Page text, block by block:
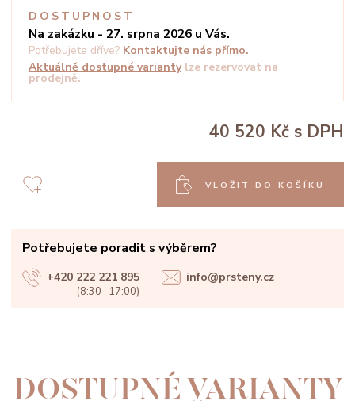
DOSTUPNOST
Na zakázku - 27. srpna 2026 u Vás.
Potřebujete dříve? Kontaktujte nás přímo.
Aktuálně dostupné varianty lze rezervovat na
prodejně.
40 520 Kč s DPH
VLOŽIT DO KOŠÍKU
Potřebujete poradit s výběrem?
+420 222 221 895
(8:30 -17:00)
info@prsteny.cz
DOSTUPNÉ VARIANTY